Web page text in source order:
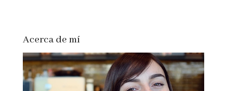
Acerca de mí